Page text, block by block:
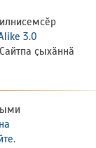
3.0
ҫыхӑннӑ
.